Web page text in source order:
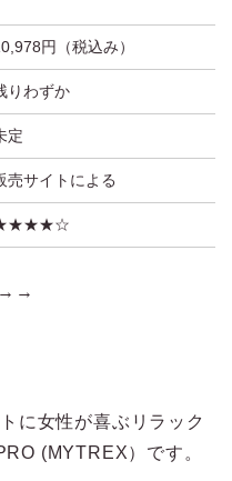
円（税込み）
りわずか
定
売サイトによる
→→
に女性が喜ぶリラック
(MYTREX）です。